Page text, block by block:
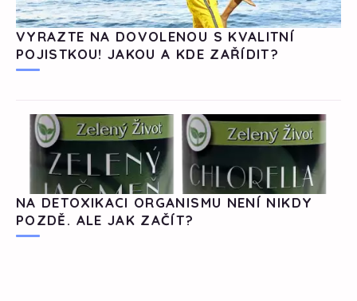
VYRAZTE NA DOVOLENOU S KVALITNÍ
POJISTKOU! JAKOU A KDE ZAŘÍDIT?
NA DETOXIKACI ORGANISMU NENÍ NIKDY
POZDĚ. ALE JAK ZAČÍT?